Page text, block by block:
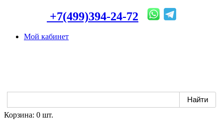
+7(499)394-24-72
Мой кабинет
Корзина: 0 шт.